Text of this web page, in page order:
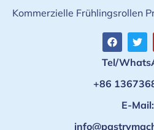
Kommerzielle Frühlingsrollen
Tel/
+86
E-Mail: